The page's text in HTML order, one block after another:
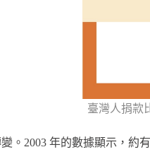
臺灣人捐款
。2003 年的數據顯示，約